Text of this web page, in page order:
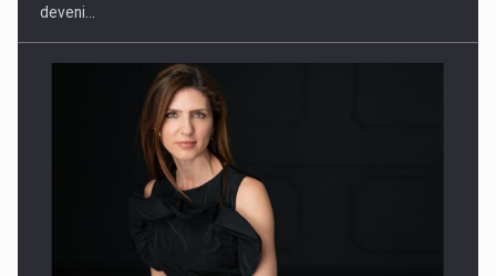
PUTTING ROMANIAN CORPORATE COMPANIES ON THE
INTERNATIONAL BUSINESS SCENE
deveni…